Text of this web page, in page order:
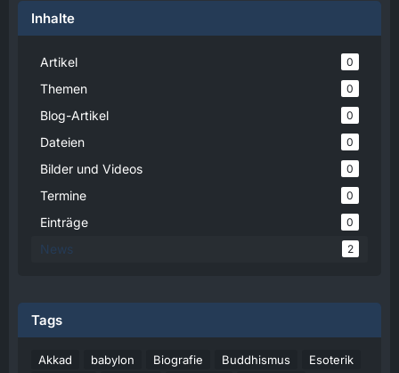
Inhalte
Artikel 0
Themen 0
Blog-Artikel 0
Dateien 0
Bilder und Videos 0
Termine 0
Einträge 0
News 2
Tags
Akkad babylon Biografie Buddhismus
Esoterik